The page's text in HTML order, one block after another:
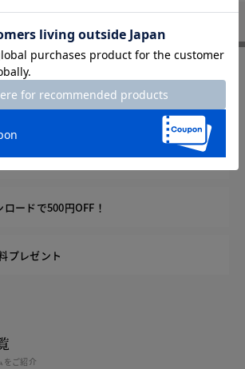
で500円OFF！
録で500円OFF！
8/31まで
ードで500円OFF！
プレゼント
をご紹介